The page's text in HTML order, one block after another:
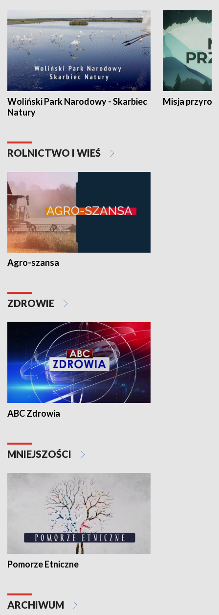
Woliński Park Narodowy - Skarbiec
Natury
Misja
ROLNICTWO I WIEŚ
Agro-szansa
ZDROWIE
ABC Zdrowia
MNIEJSZOŚCI
Pomorze Etniczne
ARCHIWUM